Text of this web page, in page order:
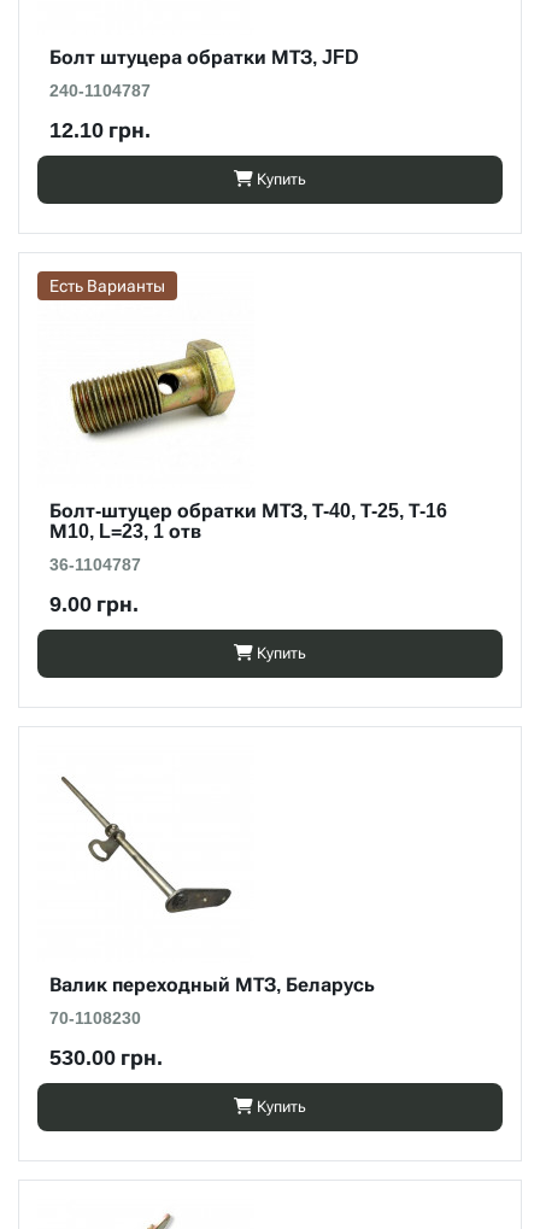
Болт штуцера обратки МТЗ, JFD
240-1104787
12.10 грн.
Купить
Есть Варианты
Болт-штуцер обратки МТЗ, Т-40, Т-25, Т-16
М10, L=23, 1 отв
36-1104787
9.00 грн.
Купить
Валик переходный МТЗ, Беларусь
70-1108230
530.00 грн.
Купить